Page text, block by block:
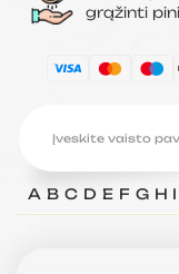
grąžinti
A B C D E F G H I